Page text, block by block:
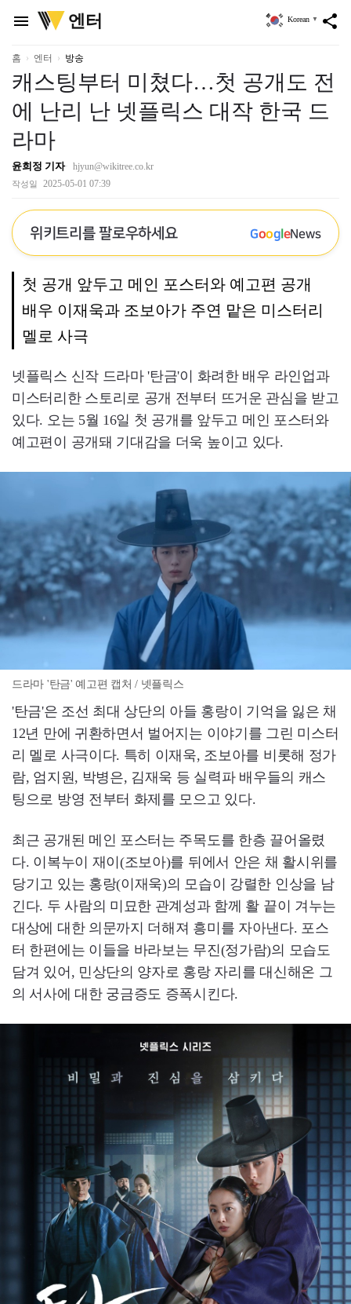
menu
위
키
리
엔터 share
Korean ▼
홈 엔터 방송
캐스팅부터 미쳤다…첫 공개도 전
에 난리 난 넷플릭스 대작 한국 드
라마
윤희정 기자 hjyun@wikitree.co.kr
작성일 2025-05-01 07:39
위키트리를 팔로우하세요 GoogleNews
첫 공개 앞두고 메인 포스터와 예고편 공개
배우 이재욱과 조보아가 주연 맡은 미스터리
멜로 사극
넷플릭스 신작 드라마 '탄금'이 화려한 배우 라인업과
미스터리한 스토리로 공개 전부터 뜨거운 관심을 받고
있다. 오는 5월 16일 첫 공개를 앞두고 메인 포스터와
예고편이 공개돼 기대감을 더욱 높이고 있다.
드라마 '탄금' 예고편 캡처 / 넷플릭스
'탄금'은 조선 최대 상단의 아들 홍랑이 기억을 잃은 채
12년 만에 귀환하면서 벌어지는 이야기를 그린 미스터
리 멜로 사극이다. 특히 이재욱, 조보아를 비롯해 정가
람, 엄지원, 박병은, 김재욱 등 실력파 배우들의 캐스
팅으로 방영 전부터 화제를 모으고 있다.
최근 공개된 메인 포스터는 주목도를 한층 끌어올렸
다. 이복누이 재이(조보아)를 뒤에서 안은 채 활시위를
당기고 있는 홍랑(이재욱)의 모습이 강렬한 인상을 남
긴다. 두 사람의 미묘한 관계성과 함께 활 끝이 겨누는
대상에 대한 의문까지 더해져 흥미를 자아낸다. 포스
터 한편에는 이들을 바라보는 무진(정가람)의 모습도
담겨 있어, 민상단의 양자로 홍랑 자리를 대신해온 그
의 서사에 대한 궁금증도 증폭시킨다.